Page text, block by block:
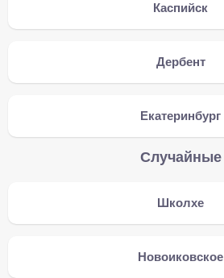
Каспийск
Дербент
Екатеринбург
Случайные
Школхе
Новоиковское